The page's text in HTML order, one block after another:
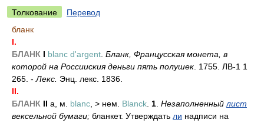
Толкование
Перевод
бланк
I.
БЛАНК I blanc d'argent Бланк, Францусская монета, в
которой на Россииския деньги пять полушек . 1755. ЛВ-1 1
265. - Лекс. Энц. лекс. 1836.
II.
БЛАНК II а, м. blanc , > нем. Blanck 1 Незаполненный лист
вексельной бумаги; бланкет. Утверждать ли надписи на